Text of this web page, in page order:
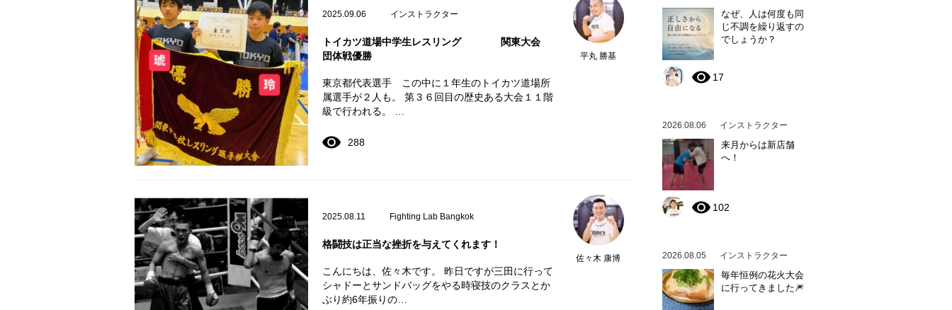
2025.09.06 インストラクター
平丸 勝基
トイカツ道場中学生レスリング 関東大会
団体戦優勝
東京都代表選手 この中に１年生のトイカツ道場所
属選手が２人も。 第３６回目の歴史ある大会１１階
級で行われる。 …
288
2025.08.11 Fighting Lab Bangkok
佐々木 康博
格闘技は正当な挫折を与えてくれます！
こんにちは、佐々木です。 昨日ですが三田に行って
シャドーとサンドバッグをやる時寝技のクラスとか
ぶり約6年振りの…
なぜ、人は何度も同
じ不調を繰り返すの
でしょうか？
17
2026.08.06 インストラクター
来月からは新店舗
へ！
102
2026.08.05 インストラクター
毎年恒例の花火大会
に行ってきました🎆